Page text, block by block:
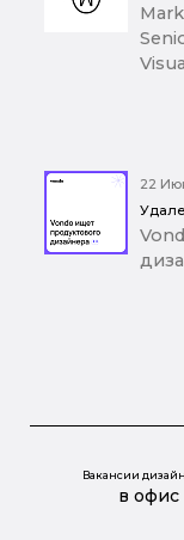
22
Вакансии
в офис